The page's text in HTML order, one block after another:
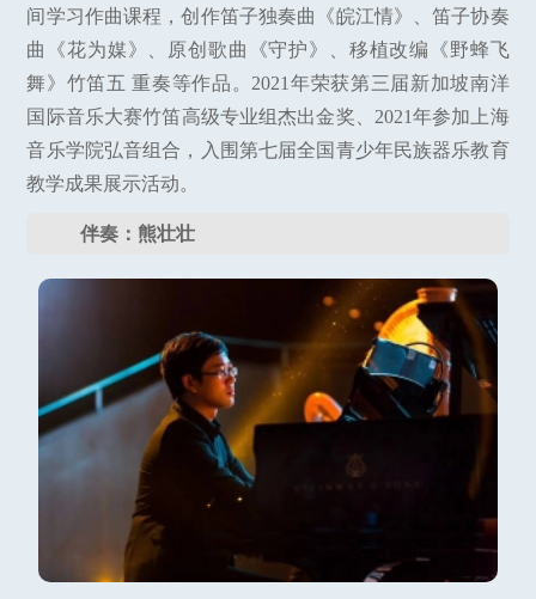
间学习作曲课程，创作笛子独奏曲《皖江情》、笛子协奏
曲《花为媒》、原创歌曲《守护》、移植改编《野蜂飞
舞》竹笛五 重奏等作品。2021年荣获第三届新加坡南洋
国际音乐大赛竹笛高级专业组杰出金奖、2021年参加上海
音乐学院弘音组合，入围第七届全国青少年民族器乐教育
教学成果展示活动。
伴奏：熊壮壮